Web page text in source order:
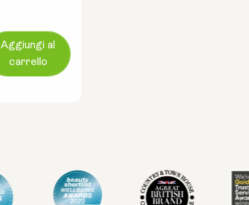
Aggiungi al
carrello